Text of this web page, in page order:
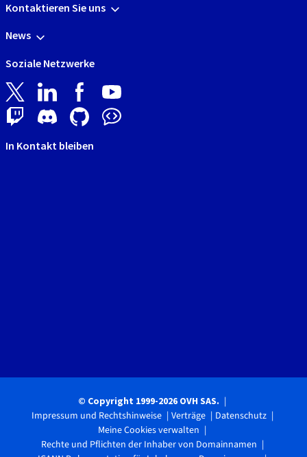
Kontaktieren Sie uns
News
Soziale Netzwerke
In Kontakt bleiben
© Copyright 1999-2026 OVH SAS.
Impressum und Rechtshinweise Verträge
Datenschutz
Meine Cookies verwalten
Rechte und Pflichten der Inhaber von Domainnamen